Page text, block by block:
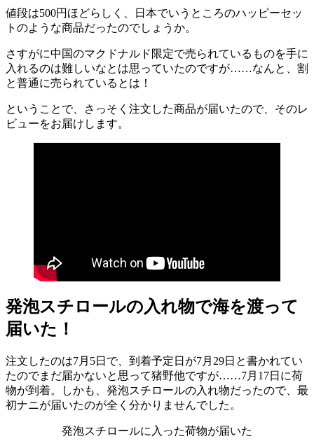
値段は500円ほどらしく、日本でいうところのハッピーセッ
トのような商品だったのでしょうか。
さすがに中国のマクドナルド限定で売られているものを手に
入れるのは難しいなとは思っていたのですが……なんと、割
と普通に売られているとは！
ということで、さっそく注文した商品が届いたので、そのレ
ビューをお届けします。
発泡スチロールの入れ物で海を渡って
届いた！
注文したのは7月5日で、到着予定日が7月29日と書かれてい
たのでまだ届かないと思って猪野他ですが……7月17日に荷
物が到着。しかも、発泡スチロールの入れ物だったので、最
初ナニが届いたのが全く分かりませんでした。
発泡スチロールに入った荷物が届いた